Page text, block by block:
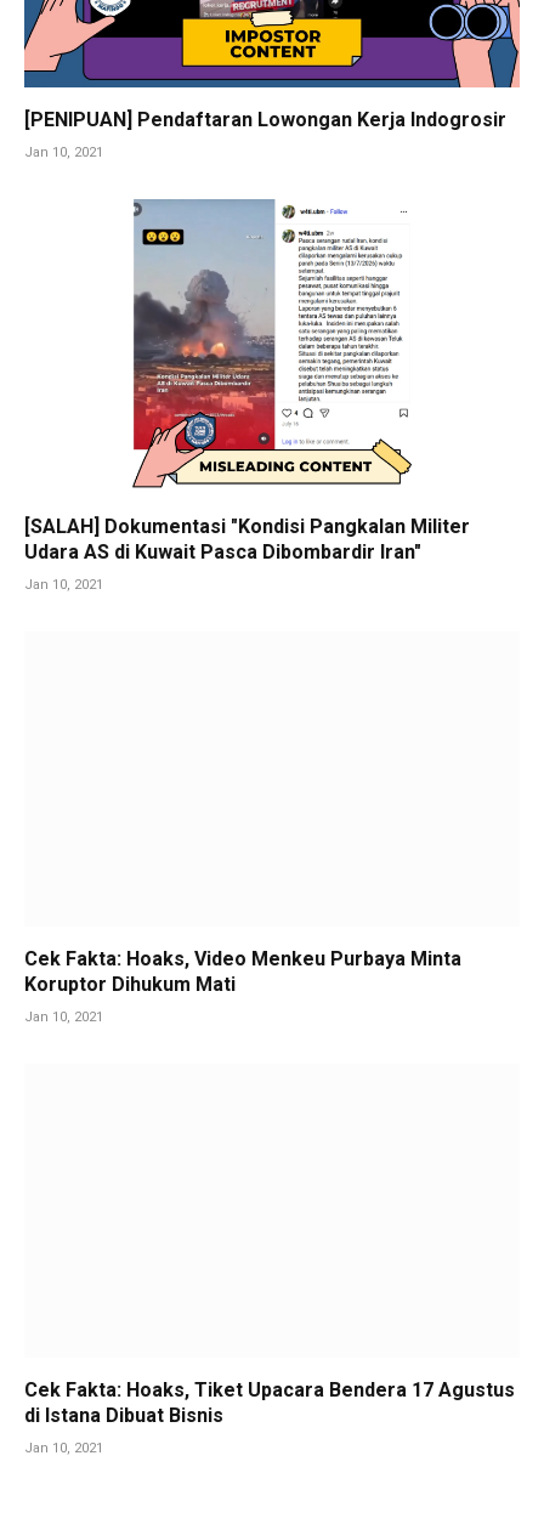
[PENIPUAN] Pendaftaran Lowongan Kerja Indogrosir
Jan 10, 2021
[SALAH] Dokumentasi "Kondisi Pangkalan Militer
Udara AS di Kuwait Pasca Dibombardir Iran"
Jan 10, 2021
Cek Fakta: Hoaks, Video Menkeu Purbaya Minta
Koruptor Dihukum Mati
Jan 10, 2021
Cek Fakta: Hoaks, Tiket Upacara Bendera 17 Agustus
di Istana Dibuat Bisnis
Jan 10, 2021